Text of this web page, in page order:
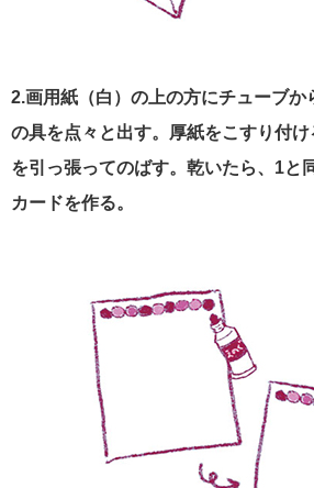
2.画用紙（白）の上の方にチューブか
の具を点々と出す。厚紙をこすり付
を引っ張ってのばす。乾いたら、1と
カードを作る。